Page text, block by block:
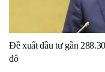
Đề xuất đầu tư gần
đô